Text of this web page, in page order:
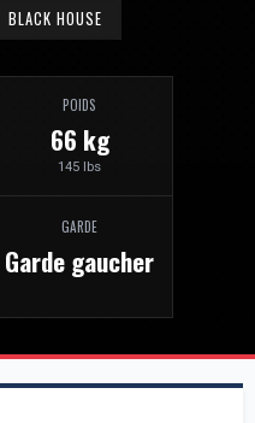
BLACK HOUSE
POIDS
66 kg
145 lbs
GARDE
Garde gaucher